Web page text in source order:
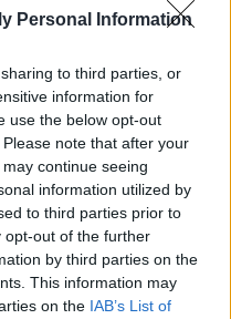
Personal Information
to third parties, or
information for
use the below opt-out
note that after your
continue seeing
information utilized by
to third parties prior to
opt-out of the further
by third parties on the
This information may
on the IAB’s List of
00:00:30
r.: dviejų moterų ir